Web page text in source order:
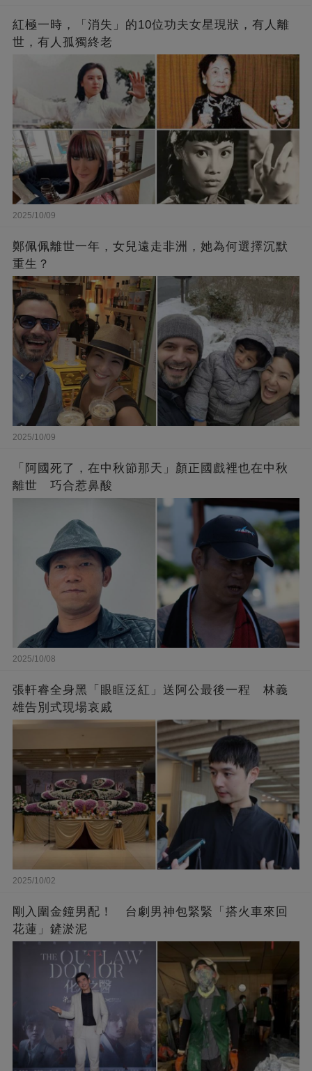
紅極一時，「消失」的10位功夫女星現狀，有人離
世，有人孤獨終老
2025/10/09
鄭佩佩離世一年，女兒遠走非洲，她為何選擇沉默
重生？
2025/10/09
「阿國死了，在中秋節那天」顏正國戲裡也在中秋
離世 巧合惹鼻酸
2025/10/08
張軒睿全身黑「眼眶泛紅」送阿公最後一程 林義
雄告別式現場哀戚
2025/10/02
剛入圍金鐘男配！ 台劇男神包緊緊「搭火車來回
花蓮」鏟淤泥